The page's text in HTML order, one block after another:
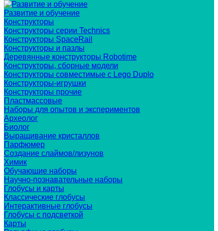
Развитие и обучение
Конструкторы
Конструкторы серии Technics
Конструкторы SpaceRail
Конструкторы и пазлы
Деревянные конструкторы Robotime
Конструкторы, сборные модели
Конструкторы совместимые с Lego Duplo
Конструкторы-игрушки
Конструкторы прочие
Пластмассовые
Наборы для опытов и экспериментов
Археолог
Биолог
Выращивание кристаллов
Парфюмер
Создание слаймов/лизунов
Химик
Обучающие наборы
Научно-познавательные наборы
Глобусы и карты
Классические глобусы
Интерактивные глобусы
Глобусы с подсветкой
Карты